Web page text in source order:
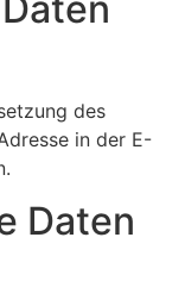
des
in der E-
Daten